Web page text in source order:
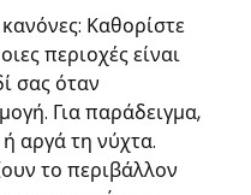
Καθορίστε
περιοχές είναι
σας όταν
Για παράδειγμα,
αργά τη νύχτα.
το περιβάλλον